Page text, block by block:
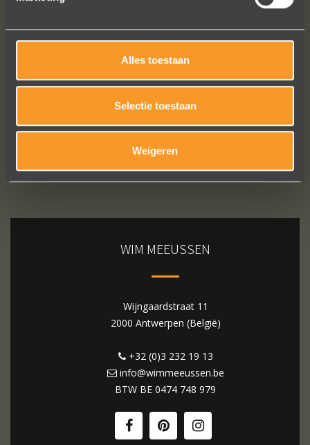
Alles toestaan
Selectie toestaan
Weigeren
WIM MEEUSSEN
Wijngaardstraat 11
2000 Antwerpen (België)
+32 (0)3 232 19 13
info@wimmeeussen.be
BTW BE 0474 748 979